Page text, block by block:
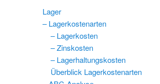
Lager
– Lagerkostenarten
– Lagerkosten
– Zinskosten
– Lagerhaltungskosten
Überblick Lagerkostenarten